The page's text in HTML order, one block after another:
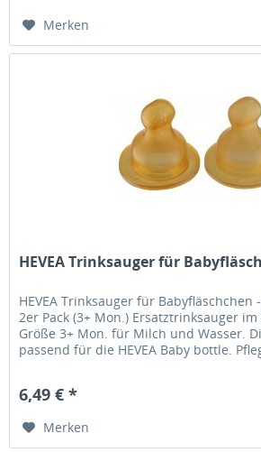
Merken
HEVEA Trinksauger für
HEVEA Trinksauger für
2er Pack (3+ Mon.) Ersatztrinksauger
Größe 3+ Mon. für Milch und Wasser.
passend für die HEVEA Baby bottle.
6,49 € *
Merken